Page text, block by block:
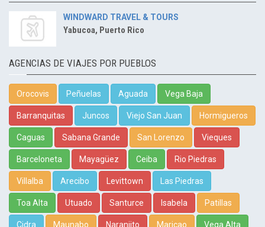
WINDWARD TRAVEL & TOURS
Yabucoa, Puerto Rico
AGENCIAS DE VIAJES POR PUEBLOS
Orocovis Peñuelas Aguada Vega Baja
Barranquitas Juncos Viejo San Juan Hormigueros
Caguas Sabana Grande San Lorenzo Vieques
Barceloneta Mayagüez Ceiba Rio Piedras
Villalba Arecibo Levittown Las Piedras
Toa Alta Utuado Santurce Isabela Patillas
Cidra Maunabo Naranjito Maricao Vega Alta